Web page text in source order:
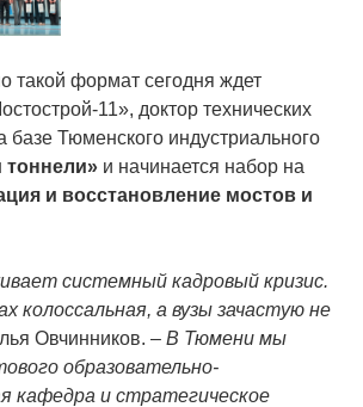
такой формат сегодня ждет
11», доктор технических
базе Тюменского индустриального
и начинается набор на
и восстановление мостов и
системный кадровый кризис.
колоссальная, а вузы зачастую не
Овчинников. – В Тюмени мы
образовательно-
кафедра и стратегическое